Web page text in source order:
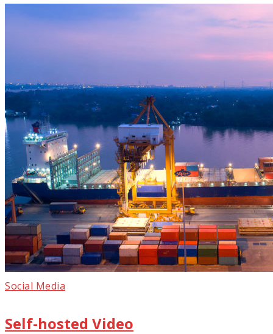
Social Media
Self-hosted Video